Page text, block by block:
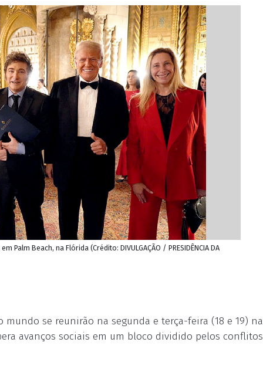
Beach, na Flórida (Crédito: DIVULGAÇÃO / PRESIDÊNCIA DA
se reunirão na segunda e terça-feira (18 e 19) na
avanços sociais em um bloco dividido pelos conflitos